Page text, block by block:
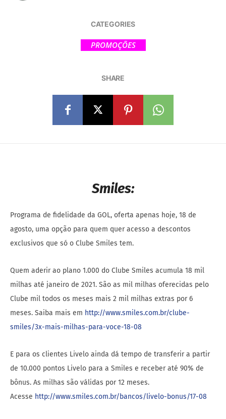
CATEGORIES
PROMOÇÕES
SHARE
Smiles:
Programa de fidelidade da GOL, oferta apenas hoje, 18 de
agosto, uma opção para quem quer acesso a descontos
exclusivos que só o Clube Smiles tem.
Quem aderir ao plano 1.000 do Clube Smiles acumula 18 mil
milhas até janeiro de 2021. São as mil milhas oferecidas pelo
Clube mil todos os meses mais 2 mil milhas extras por 6
meses. Saiba mais em http://www.smiles.com.br/clube-
smiles/3x-mais-milhas-para-voce-18-08
E para os clientes Livelo ainda dá tempo de transferir a partir
de 10.000 pontos Livelo para a Smiles e receber até 90% de
bônus. As milhas são válidas por 12 meses.
Acesse http://www.smiles.com.br/bancos/livelo-bonus/17-08